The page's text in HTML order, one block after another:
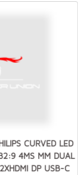
CURVED LED
4MS MM DUAL
DP USB-C